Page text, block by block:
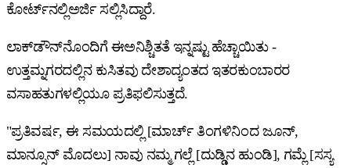
ಕೋರ್ಟ್‌ನಲ್ಲಿಅರ್ಜಿ ಸಲ್ಲಿಸಿದ್ದಾರೆ.
ಲಾಕ್‌ಡೌನ್‌ನೊಂದಿಗೆ ಈಅನಿಶ್ಚಿತತೆ ಇನ್ನಷ್ಟು ಹೆಚ್ಚಾಯಿತು -
ಉತ್ತಮ್ನಗರದಲ್ಲಿನ ಕುಸಿತವು ದೇಶಾದ್ಯಂತದ ಇತರಕುಂಬಾರರ
ವಸಾಹತುಗಳಲ್ಲಿಯೂ ಪ್ರತಿಫಲಿಸುತ್ತದೆ.
"ಪ್ರತಿವರ್ಷ, ಈ ಸಮಯದಲ್ಲಿ [ಮಾರ್ಚ್ ತಿಂಗಳಿನಿಂದ ಜೂನ್,
ಮಾನ್ಸೂನ್ ಮೊದಲು] ನಾವು ನಮ್ಮ ಗಲ್ಲೆ [ದುಡ್ಡಿನ ಹುಂಡಿ], ಗಮ್ಲೆ [ಸಸ್ಯ